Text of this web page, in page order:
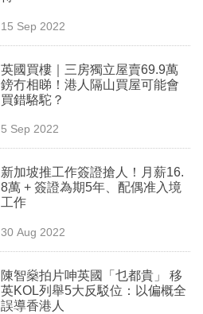
15 Sep 2022
英國買樓｜三房獨立屋賣69.9萬
鎊冇相睇！港人隔山買屋可能會
買錯駱駝？
5 Sep 2022
新加坡推工作簽證搶人！月薪16.
8萬 + 簽證為期5年、配偶准入境
工作
30 Aug 2022
陳智燊拍片呻英國「乜都貴」 移
英KOL列舉5大反駁位：以偏概全
誤導香港人